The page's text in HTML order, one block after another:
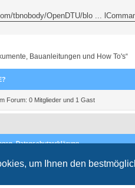
um Ihnen den
tbnobody/OpenDTU/blo ...
Bauanleitungen und How To's“
Forum: 0 Mitglieder und 1 Gast
Datenschutzerklärung
durch
phpBB.de
Mazeltof2017